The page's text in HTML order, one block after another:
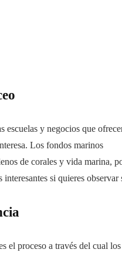
escuelas y negocios que
Los fondos marinos
de corales y vida marina,
interesantes si quieres observar
el proceso a través del cual